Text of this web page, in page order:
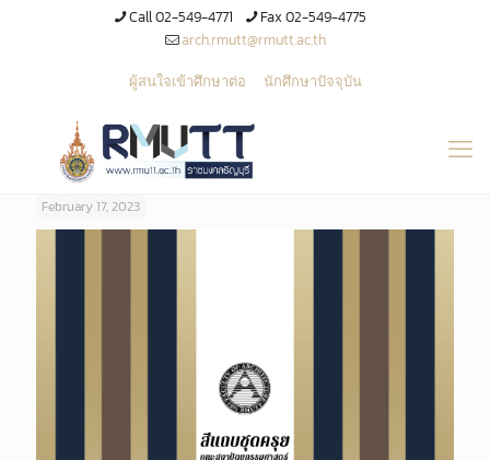
Call 02-549-4771
Fax 02-549-4775
arch.rmutt@rmutt.ac.th
ผู้สนใจเข้าศึกษาต่อ
นักศึกษาปัจจุบัน
February 17, 2023